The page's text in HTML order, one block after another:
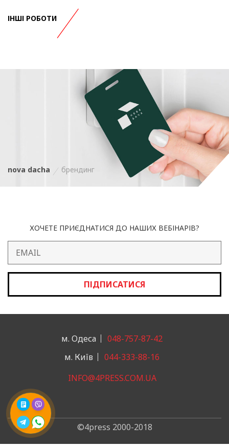
ІНШІ РОБОТИ
nova dacha брендинг
ХОЧЕТЕ ПРИЄДНАТИСЯ ДО НАШИХ ВЕБІНАРІВ?
ПІДПИСАТИСЯ
м. Одеса
048-757-87-42
м. Київ
044-333-88-16
INFO@4PRESS.COM.UA
©4press 2000-2018